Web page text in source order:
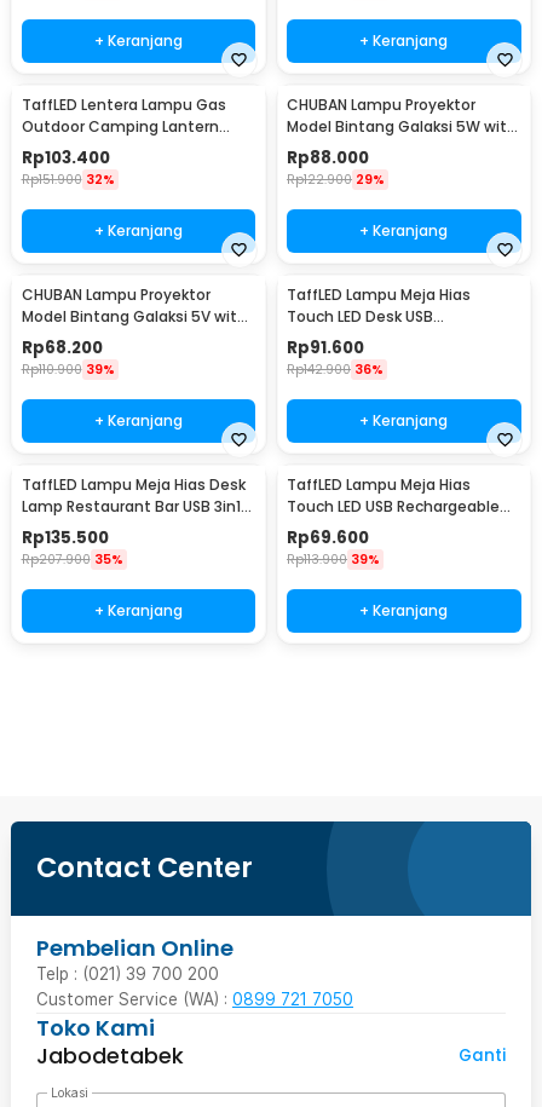
+ Keranjang + Keranjang
TaffLED Lentera Lampu Gas
Outdoor Camping Lantern
Lamp - BRS-55
Rp103.400
Rp151.900 32%
+ Keranjang
CHUBAN Lampu Proyektor
Model Bintang Galaksi 5W with
Remote Control - HR-F3
Rp88.000
Rp122.900 29%
+ Keranjang
CHUBAN Lampu Proyektor
Model Bintang Galaksi 5V with
Remote Control - HR-F2
Rp68.200
Rp110.900 39%
+ Keranjang
TaffLED Lampu Meja Hias
Touch LED Desk USB
Rechargeable Tri Color 3W -
J420
Rp91.600
Rp142.900 36%
+ Keranjang
TaffLED Lampu Meja Hias Desk
Lamp Restaurant Bar USB 3in1
Color - TW54
Rp135.500
Rp207.900 35%
+ Keranjang
TaffLED Lampu Meja Hias
Touch LED USB Rechargeable
Tri Color 1W - BRF5
Rp69.600
Rp113.900 39%
+ Keranjang
Contact Center
Pembelian Online
Telp : (021) 39 700 200
Customer Service (WA) : 0899 721 7050
Toko Kami
Jabodetabek
Ganti
Lokasi